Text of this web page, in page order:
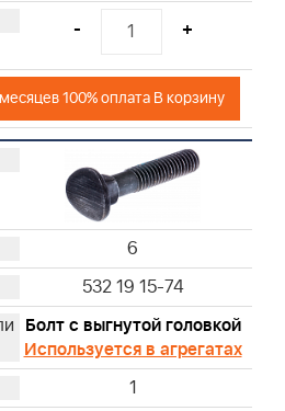
- +
100% оплата В корзину
6
532 19 15-74
Болт с выгнутой головкой
Используется в агрегатах
1